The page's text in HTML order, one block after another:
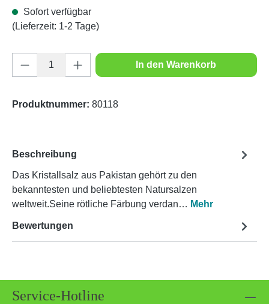
Sofort verfügbar
(Lieferzeit: 1-2 Tage)
Produkt Anzahl: Gib den gewünschten
In den Warenkorb
Produktnummer: 80118
Beschreibung
Das Kristallsalz aus Pakistan gehört zu den
bekanntesten und beliebtesten Natursalzen
weltweit.Seine rötliche Färbung verdan… Mehr
Bewertungen
Service-Hotline